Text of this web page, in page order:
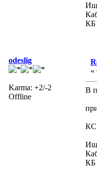
КБ
odeslig
Karma: +2/-2
Offline
«
В
КБ